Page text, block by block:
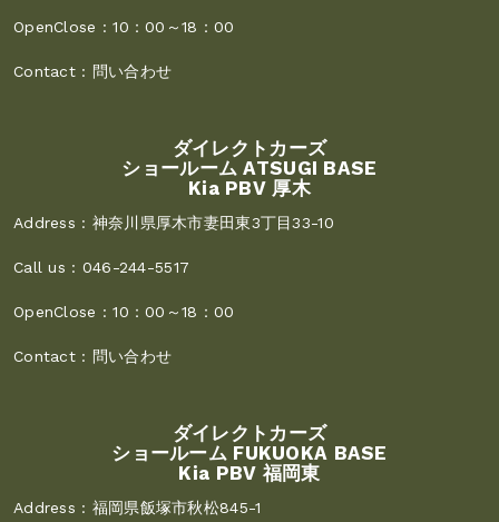
OpenClose :10：00～18：00
Contact : 問い合わせ
ダイレクトカーズ
ショールーム ATSUGI BASE
Kia PBV 厚木
Address : 神奈川県厚木市妻田東3丁目33-10
Call us : 046-244-5517
OpenClose :10：00～18：00
Contact : 問い合わせ
ダイレクトカーズ
ショールーム FUKUOKA BASE
Kia PBV 福岡東
Address : 福岡県飯塚市秋松845-1